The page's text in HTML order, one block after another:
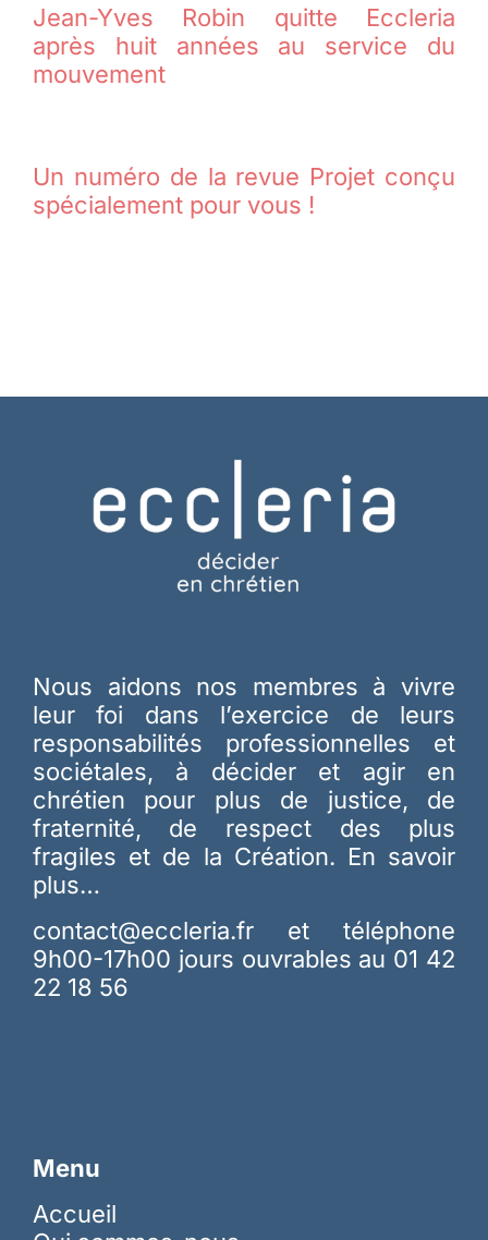
Jean-Yves Robin quitte Eccleria
après huit années au service du
mouvement
Un numéro de la revue Projet conçu
spécialement pour vous !
Nous aidons nos membres à vivre
leur foi dans l’exercice de leurs
responsabilités professionnelles et
sociétales, à décider et agir en
chrétien pour plus de justice, de
fraternité, de respect des plus
fragiles et de la Création. En savoir
plus…
contact@eccleria.fr et téléphone
9h00-17h00 jours ouvrables au 01 42
22 18 56
Menu
Accueil